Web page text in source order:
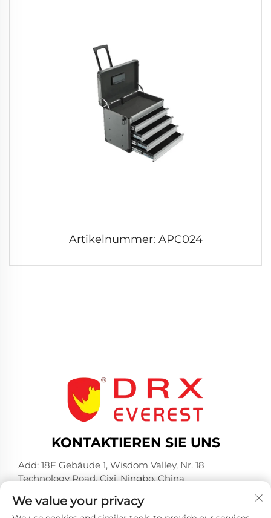
Artikelnummer: APC024
KONTAKTIEREN SIE UNS
Add: 18F Gebäude 1, Wisdom Valley, Nr. 18
Technology Road, Cixi, Ningbo, China
Tel.: +86-574-23660321
E-Mail:[email protected]
We value your privacy